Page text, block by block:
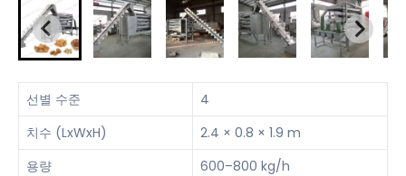
선별 수준
4
치수 (LxWxH)
2.4 × 0.8 × 1.9 m
용량
600–800 kg/h